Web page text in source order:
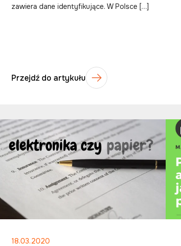
zawiera dane identyfikujące. W Polsce […]
Przejdź do artykułu
18.03.2020